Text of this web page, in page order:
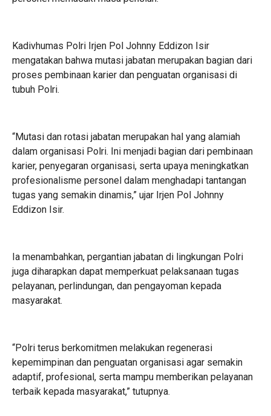
Kadivhumas Polri Irjen Pol Johnny Eddizon Isir
mengatakan bahwa mutasi jabatan merupakan bagian dari
proses pembinaan karier dan penguatan organisasi di
tubuh Polri.
“Mutasi dan rotasi jabatan merupakan hal yang alamiah
dalam organisasi Polri. Ini menjadi bagian dari pembinaan
karier, penyegaran organisasi, serta upaya meningkatkan
profesionalisme personel dalam menghadapi tantangan
tugas yang semakin dinamis,” ujar Irjen Pol Johnny
Eddizon Isir.
Ia menambahkan, pergantian jabatan di lingkungan Polri
juga diharapkan dapat memperkuat pelaksanaan tugas
pelayanan, perlindungan, dan pengayoman kepada
masyarakat.
“Polri terus berkomitmen melakukan regenerasi
kepemimpinan dan penguatan organisasi agar semakin
adaptif, profesional, serta mampu memberikan pelayanan
terbaik kepada masyarakat,” tutupnya.